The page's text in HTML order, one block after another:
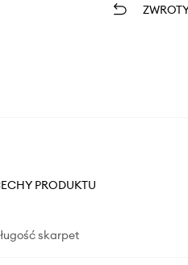
PRODUKTU
skarpet